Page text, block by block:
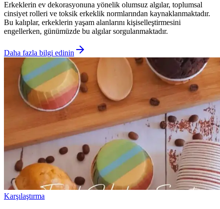
Erkeklerin ev dekorasyonuna yönelik olumsuz algılar, toplumsal
cinsiyet rolleri ve toksik erkeklik normlarından kaynaklanmaktadır.
Bu kalıplar, erkeklerin yaşam alanlarını kişiselleştirmesini
engellerken, günümüzde bu algılar sorgulanmaktadır.
Daha fazla bilgi edinin
Karşılaştırma